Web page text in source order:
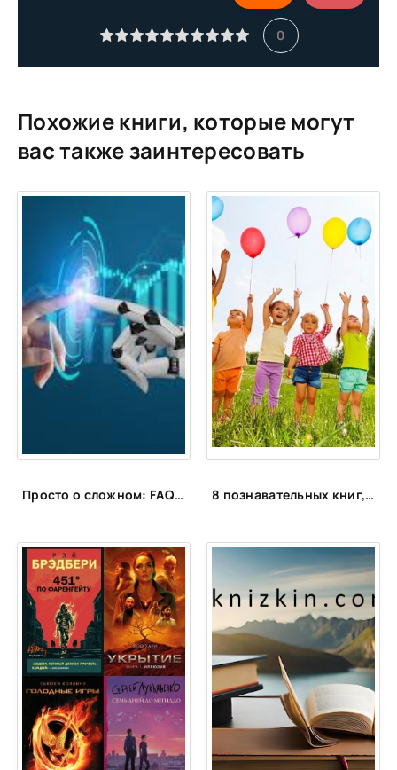
0
Похожие книги, которые могут
вас также заинтересовать
Просто о сложном: FAQ об искусственном интеллекте 8 познавательных книг, которые увлекут любого ребёнка